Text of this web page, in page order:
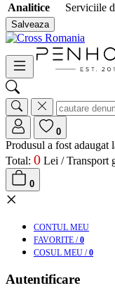
Analitice
Serviciile
Salveaza
0
Produsul a fost adaugat
Total: 0 Lei /Transport
0
×
CONTUL MEU
FAVORITE / 0
COSUL MEU / 0
Autentificare